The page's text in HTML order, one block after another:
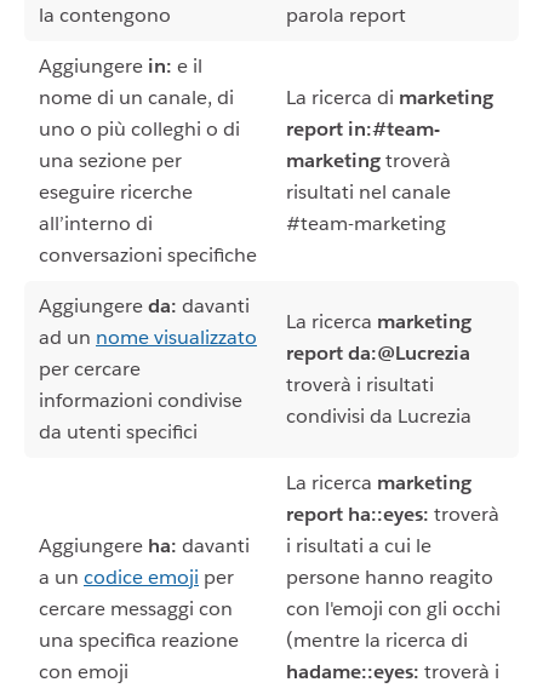
la contengono
parola report
Aggiungere in: e il
nome di un canale, di
uno o più colleghi o di
una sezione per
eseguire ricerche
all’interno di
conversazioni specifiche
La ricerca di marketing
report in:#team-
marketingtroverà
risultati nel canale
#team-marketing
Aggiungereda: davanti
ad un nome visualizzato
per cercare
informazioni condivise
da utenti specifici
La ricerca marketing
report da:@Lucrezia
troverà i risultati
condivisi da Lucrezia
Aggiungere ha: davanti
a un codice emoji per
cercare messaggi con
una specifica reazione
con emoji
La ricerca marketing
report ha::eyes: troverà
i risultati a cui le
persone hanno reagito
con l'emoji con gli occhi
(mentre la ricerca di
hadame::eyes: troverà i